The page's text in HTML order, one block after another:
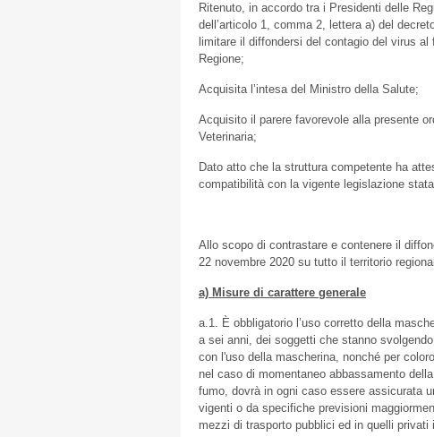
Ritenuto, in accordo tra i Presidenti delle
dell’articolo 1, comma 2, lettera a) del
limitare il diffondersi del contagio del virus
Regione;
Acquisita l’intesa del Ministro della Salute;
Acquisito il parere favorevole alla presente
Veterinaria;
Dato atto che la struttura competente ha
compatibilità con la vigente legislazione
Allo scopo di contrastare e contenere il
22 novembre 2020 su tutto il territorio
a) Misure di carattere generale
a.1. È obbligatorio l’uso corretto della
a sei anni, dei soggetti che stanno
con l'uso della mascherina, nonché per
nel caso di momentaneo abbassamento
fumo, dovrà in ogni caso essere assicurata
vigenti o da specifiche previsioni
mezzi di trasporto pubblici ed in quelli